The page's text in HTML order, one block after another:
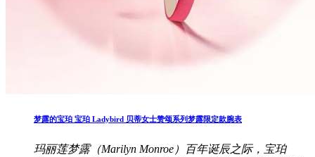
梦露的宝珀 宝珀 Ladybird 贝蒂女士赞颂系列梦露限定款腕表
玛丽莲梦露（Marilyn Monroe）百年诞辰之际，宝珀